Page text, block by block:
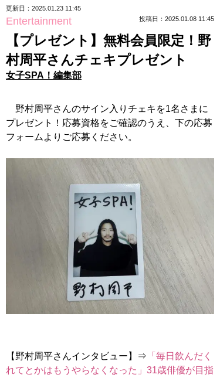
更新日：2025.01.23 11:45
Entertainment 投稿日：2025.01.08 11:45
【プレゼント】無料会員限定！野
村周平さんチェキプレゼント
女子SPA！編集部
野村周平さんのサイン入りチェキを1名さまに
プレゼント！応募資格をご確認のうえ、下の応募
フォームよりご応募ください。
【野村周平さんインタビュー】⇒ 「毎日飲んだく
れてとかはもうやらなくなった」31歳俳優が目指